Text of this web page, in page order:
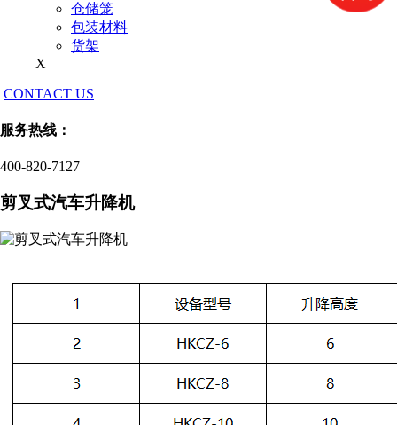
仓储笼
包装材料
货架
X
CONTACT US
服务热线：
400-820-7127
剪叉式汽车升降机